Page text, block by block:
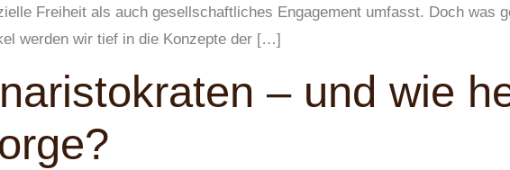
Freiheit als auch gesellschaftliches Engagement umfasst. Doch was
werden wir tief in die Konzepte der […]
– und wie